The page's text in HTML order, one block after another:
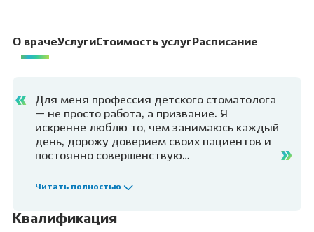
О врачеУслугиСтоимость услуг Расписание
Для меня профессия детского стоматолога
— не просто работа, а призвание. Я
искренне люблю то, чем занимаюсь каждый
день, дорожу доверием своих пациентов и
постоянно совершенствую
доводить результаты до идеала. Очень
Читать полностью
Квалификация